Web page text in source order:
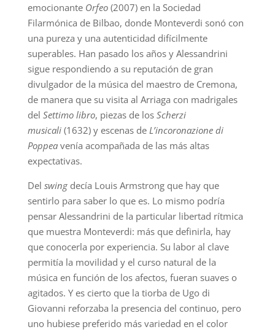
emocionante Orfeo(2007) en la Sociedad
Filarmónica de Bilbao, donde Monteverdi sonó con
una pureza y una autenticidad difícilmente
superables. Han pasado los años y Alessandrini
sigue respondiendo a su reputación de gran
divulgador de la música del maestro de Cremona,
de manera que su visita al Arriaga con madrigales
del Settimo libro, piezas de los Scherzi
musicali(1632) y escenas de L’incoronazione di
Poppeavenía acompañada de las más altas
expectativas.
Del swingdecía Louis Armstrong que hay que
sentirlo para saber lo que es. Lo mismo podría
pensar Alessandrini de la particular libertad rítmica
que muestra Monteverdi: más que definirla, hay
que conocerla por experiencia. Su labor al clave
permitía la movilidad y el curso natural de la
música en función de los afectos, fueran suaves o
agitados. Y es cierto que la tiorba de Ugo di
Giovanni reforzaba la presencia del continuo, pero
uno hubiese preferido más variedad en el color